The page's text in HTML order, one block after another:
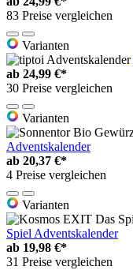
83 Preise vergleichen
Varianten
ab 24,99 €*
30 Preise vergleichen
Varianten
Adventskalender
ab 20,37 €*
4 Preise vergleichen
Varianten
Spiel Adventskalender
ab 19,98 €*
31 Preise vergleichen